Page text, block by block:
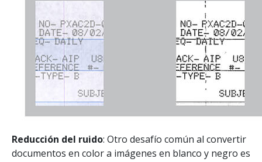
Reducción del ruido: Otro desafío común al convertir
documentos en color a imágenes en blanco y negro es